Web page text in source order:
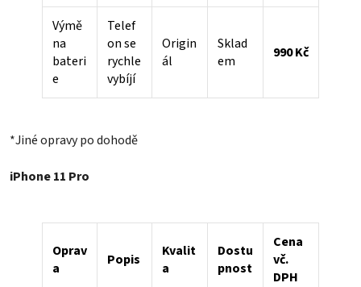
Výmě
na
bateri
e
Telef
on se
rychle
vybíjí
Origin
ál
Sklad
em
990 Kč
*Jiné opravy po dohodě
iPhone 11 Pro
Oprav
a
Popis
Kvalit
a
Dostu
pnost
Cena
vč.
DPH